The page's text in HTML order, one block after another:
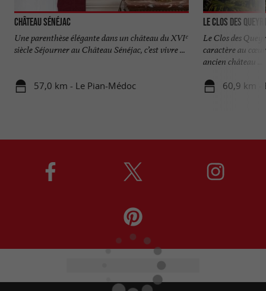
Château Sénéjac
Une parenthèse élégante dans un château du XVIᵉ
siècle Séjourner au Château Sénéjac, c’est vivre ...
57,0 km - Le Pian-Médoc
Le Clos des
Le Clos des
caractère au cœur
ancien château ...
60,9 km -